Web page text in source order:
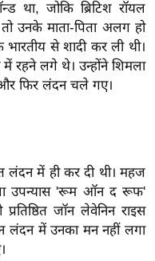
था, जोकि ब्रिटिश रॉयल
उनके माता-पिता अलग हो
से शादी कर ली थी।
में रहने लगे थे। उन्होंने शिमला
फिर लंदन चले गए।
में ही कर दी थी। महज
उपन्यास 'रूम ऑन द रूफ'
जॉन लेवेनिन राइस
लंदन में उनका मन नहीं लगा